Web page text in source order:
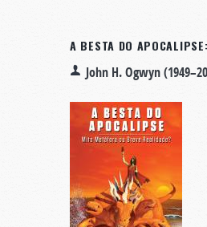
A BESTA DO
John H. Ogwyn